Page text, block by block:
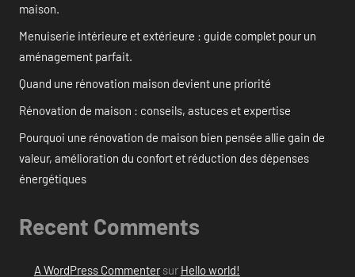
maison.
Menuiserie intérieure et extérieure : guide complet pour un
aménagement parfait.
Quand une rénovation maison devient une priorité
Rénovation de maison : conseils, astuces et expertise
Pourquoi une rénovation de maison bien pensée allie gain de
valeur, amélioration du confort et réduction des dépenses
énergétiques
Recent Comments
A WordPress Commentersur Hello world!